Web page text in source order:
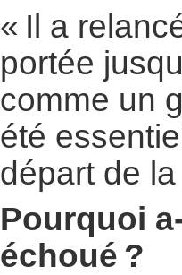
« Il a
portée
comme un
été
départ de la
Pourquoi
échoué ?